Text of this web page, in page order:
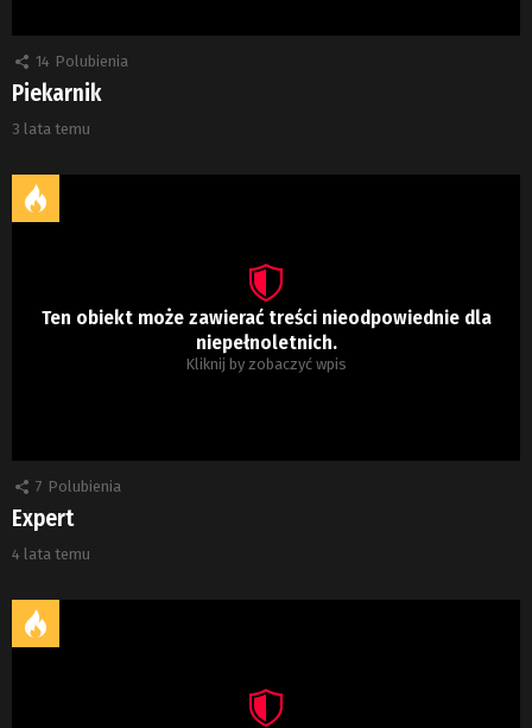
14 Polubienia
Piekarnik
3 lata temu
Ten obiekt może zawierać treści nieodpowiednie dla
niepełnoletnich.
Kliknij by zobaczyć wpis
7 Polubienia
Expert
4 lata temu